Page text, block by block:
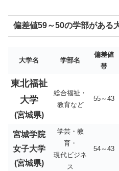
偏差値59～50の学部がある
大学名 学部名
偏差値
帯
東北福祉
大学
(宮城県)
総合福祉・
教育など
55～43
宮城学院
女子大学
(宮城県)
学芸・教
育・
現代ビジネ
ス
54～43